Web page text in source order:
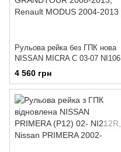
Рульова рейка без ГПК нова
NISSAN MICRA C 03-07 NI106
4 560 грн